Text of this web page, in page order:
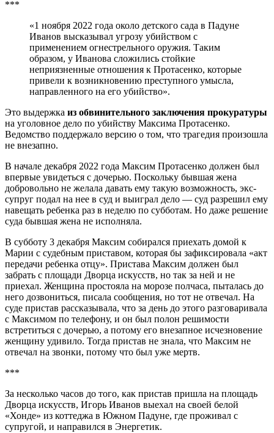
***
«1 ноября 2022 года около детского сада в Падуне
Иванов высказывал угрозу убийством с
применением огнестрельного оружия. Таким
образом, у Иванова сложились стойкие
неприязненные отношения к Протасенко, которые
привели к возникновению преступного умысла,
направленного на его убийство».
Это выдержка из обвинительного заключения прокуратуры
на уголовное дело по убийству Максима Протасенко.
Ведомство поддержало версию о том, что трагедия произошла
не внезапно.
В начале декабря 2022 года Максим Протасенко должен был
впервые увидеться с дочерью. Поскольку бывшая жена
добровольно не желала давать ему такую возможность, экс-
супруг подал на нее в суд и выиграл дело — суд разрешил ему
навещать ребенка раз в неделю по субботам. Но даже решение
суда бывшая жена не исполняла.
В субботу 3 декабря Максим собирался приехать домой к
Марии с судебным приставом, которая бы зафиксировала «акт
передачи ребенка отцу». Пристава Максим должен был
забрать с площади Дворца искусств, но так за ней и не
приехал. Женщина простояла на морозе полчаса, пыталась до
него дозвониться, писала сообщения, но тот не отвечал. На
суде пристав рассказывала, что за день до этого разговаривала
с Максимом по телефону, и он был полон решимости
встретиться с дочерью, а потому его внезапное исчезновение
женщину удивило. Тогда пристав не знала, что Максим не
отвечал на звонки, потому что был уже мертв.
***
За несколько часов до того, как пристав пришла на площадь
Дворца искусств, Игорь Иванов выехал на своей белой
«Хонде» из коттеджа в Южном Падуне, где проживал с
супругой, и направился в Энергетик.